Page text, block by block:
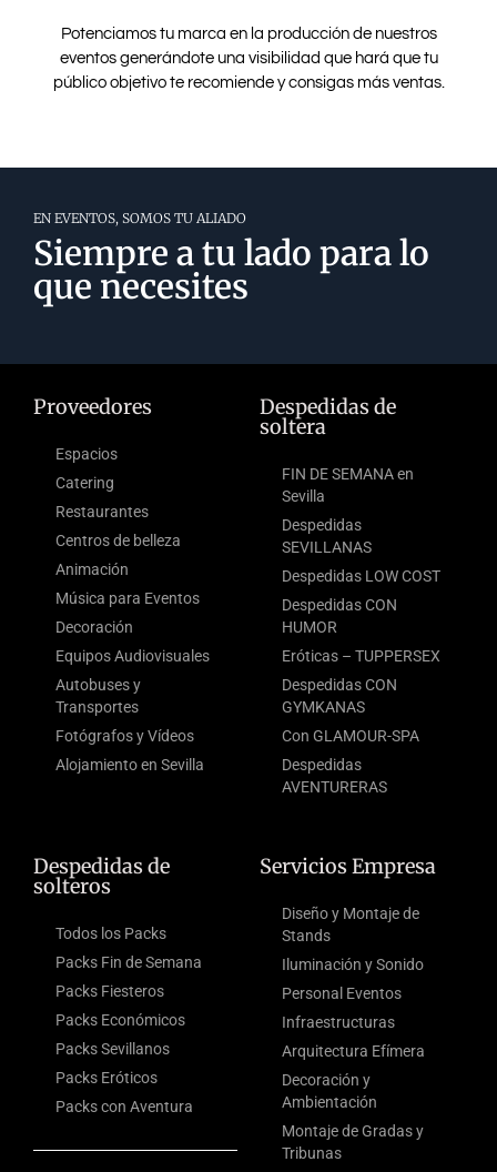
Potenciamos tu marca en la producción de nuestros
eventos generándote una visibilidad que hará que tu
público objetivo te recomiende y consigas más ventas.
EN EVENTOS, SOMOS TU ALIADO
Siempre a tu lado para lo
que necesites
Proveedores
Espacios
Catering
Restaurantes
Centros de belleza
Animación
Música para Eventos
Decoración
Equipos Audiovisuales
Autobuses y
Transportes
Fotógrafos y Vídeos
Alojamiento en Sevilla
Despedidas de
soltera
FIN DE SEMANA en
Sevilla
Despedidas
SEVILLANAS
Despedidas LOW COST
Despedidas CON
HUMOR
Eróticas – TUPPERSEX
Despedidas CON
GYMKANAS
Con GLAMOUR-SPA
Despedidas
AVENTURERAS
Despedidas de
solteros
Todos los Packs
Packs Fin de Semana
Packs Fiesteros
Packs Económicos
Packs Sevillanos
Packs Eróticos
Packs con Aventura
Servicios Empresa
Diseño y Montaje de
Stands
Iluminación y Sonido
Personal Eventos
Infraestructuras
Arquitectura Efímera
Decoración y
Ambientación
Montaje de Gradas y
Tribunas